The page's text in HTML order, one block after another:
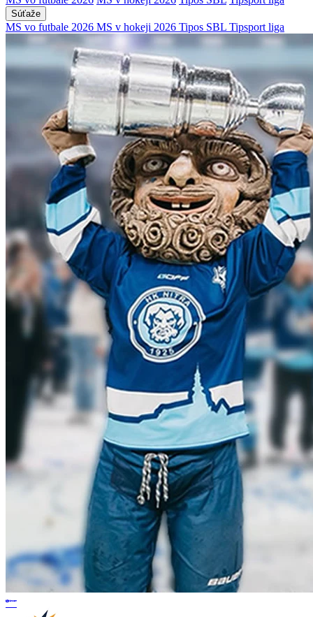
Súťaže
MS vo futbale 2026 MS v hokeji 2026 Tipos SBL Tipsport liga